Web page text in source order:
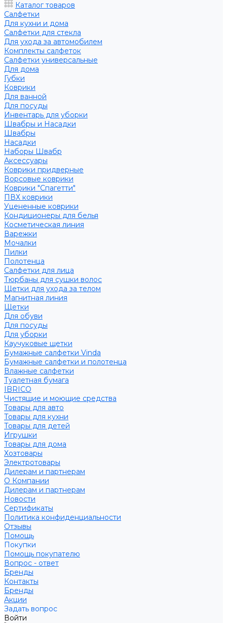
Каталог товаров
Салфетки
Для кухни и дома
Салфетки для стекла
Для ухода за автомобилем
Комплекты салфеток
Салфетки универсальные
Для дома
Губки
Коврики
Для ванной
Для посуды
Инвентарь для уборки
Швабры и Насадки
Швабры
Насадки
Наборы Швабр
Аксессуары
Коврики придверные
Ворсовые коврики
Коврики "Спагетти"
ПВХ коврики
Уцененные коврики
Кондиционеры для белья
Косметическая линия
Варежки
Мочалки
Пилки
Полотенца
Салфетки для лица
Тюрбаны для сушки волос
Щетки для ухода за телом
Магнитная линия
Щетки
Для обуви
Для посуды
Для уборки
Каучуковые щетки
Бумажные салфетки Vinda
Бумажные салфетки и полотенца
Влажные салфетки
Туалетная бумага
IBRICO
Чистящие и моющие средства
Товары для авто
Товары для кухни
Товары для детей
Игрушки
Товары для дома
Хозтовары
Электротовары
Дилерам и партнерам
О Компании
Дилерам и партнерам
Новости
Сертификаты
Политика конфиденциальности
Отзывы
Помощь
Покупки
Помощь покупателю
Вопрос - ответ
Бренды
Контакты
Бренды
Акции
Задать вопрос
Войти